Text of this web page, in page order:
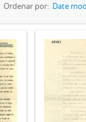
Ordenar por: Date